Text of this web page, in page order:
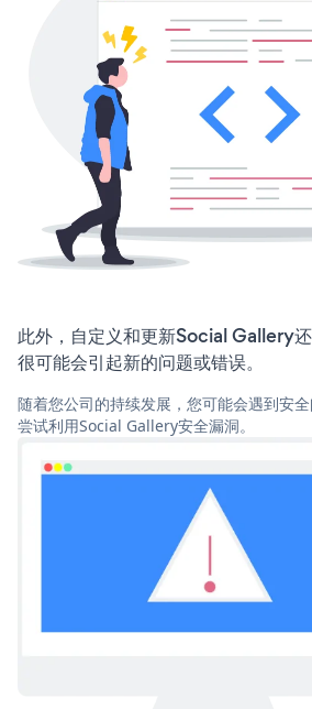
此外，自定义和更新Social Gallery
很可能会引起新的问题或错误。
随着您公司的持续发展，您可能会遇到安
尝试利用Social Gallery安全漏洞。